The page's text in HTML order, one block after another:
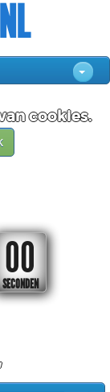
cookies.
00
SECONDEN